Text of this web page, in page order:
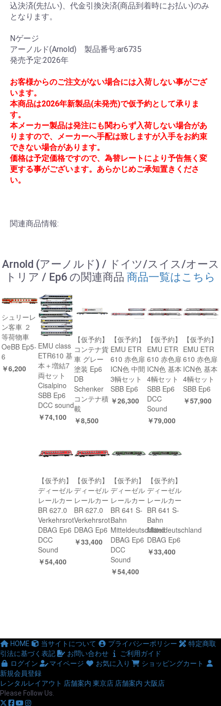
込決済(先払い)、代金引換決済(商品到着時にお払い)のみ
となります。
Nゲージ
アーノルド(Arnold) 製品番号:ar6735
発売予定:2026年
お客様からのご注文がない場合には入荷しない事がござ
います。
本商品は2026年新製品(未発売)で仮予約として承りま
す。
本メーカー製品は発注にも関わらず入荷しない場合があ
りますので、メーカーへ手配は致しますが入手をお約束
できない場合があります。
価格は予定価格ですので、為替レートにより予告無く変
更する事がございます。あらかじめご承知置きくださ
い。
関連商品情報:
Arnold (アーノルド) / ドイツ/スイス/オース
トリア / Ep6 の関連商品 商品一覧はこちら
シュリーレ
ン客車 ２
等荷物車
OeBB Ep5-
6
￥6,200
EMU class
ETR610 基
本＋増結7
両セット
Cisalpino
SBB Ep6
DCC sound
￥74,100
【仮予約】
コンテナ貨
車 グレー
塗装 Ep6
DB
Schenker
コンテナ積
載
￥8,500
【仮予約】
EMU ETR
610 赤色扉
ICN色 中間
3輌セット
SBB Ep6
￥26,300
【仮予約】
EMU ETR
610 赤色扉
ICN色 基本
4輌セット
SBB Ep6
DCC
Sound
￥79,000
【仮予約】
EMU ETR
610 赤色扉
ICN色 基本
4輌セット
SBB Ep6
￥57,900
【仮予約】
ディーゼル
レールカー
BR 627.0
Verkehrsrot
DBAG Ep6
DCC
Sound
￥54,400
【仮予約】
ディーゼル
レールカー
BR 627.0
Verkehrsrot
DBAG Ep6
￥33,400
【仮予約】
ディーゼル
レールカー
BR 641 S-
Bahn
Mitteldeutschland
DBAG Ep6
DCC
Sound
￥54,400
【仮予約】
ディーゼル
レールカー
BR 641 S-
Bahn
Mitteldeutschland
DBAG Ep6
￥33,400
HOME 当サイトについて プライバシーポリシー
特定商取
引法に基づく表記
お問い合わせ
ご利用ガイド
ログイン
マイページ お気に入り
ショッピングカート
新規会員登録
レンタルレイアウト 店舗案内 東京店 店舗案内 大阪店
Please Follow Us.